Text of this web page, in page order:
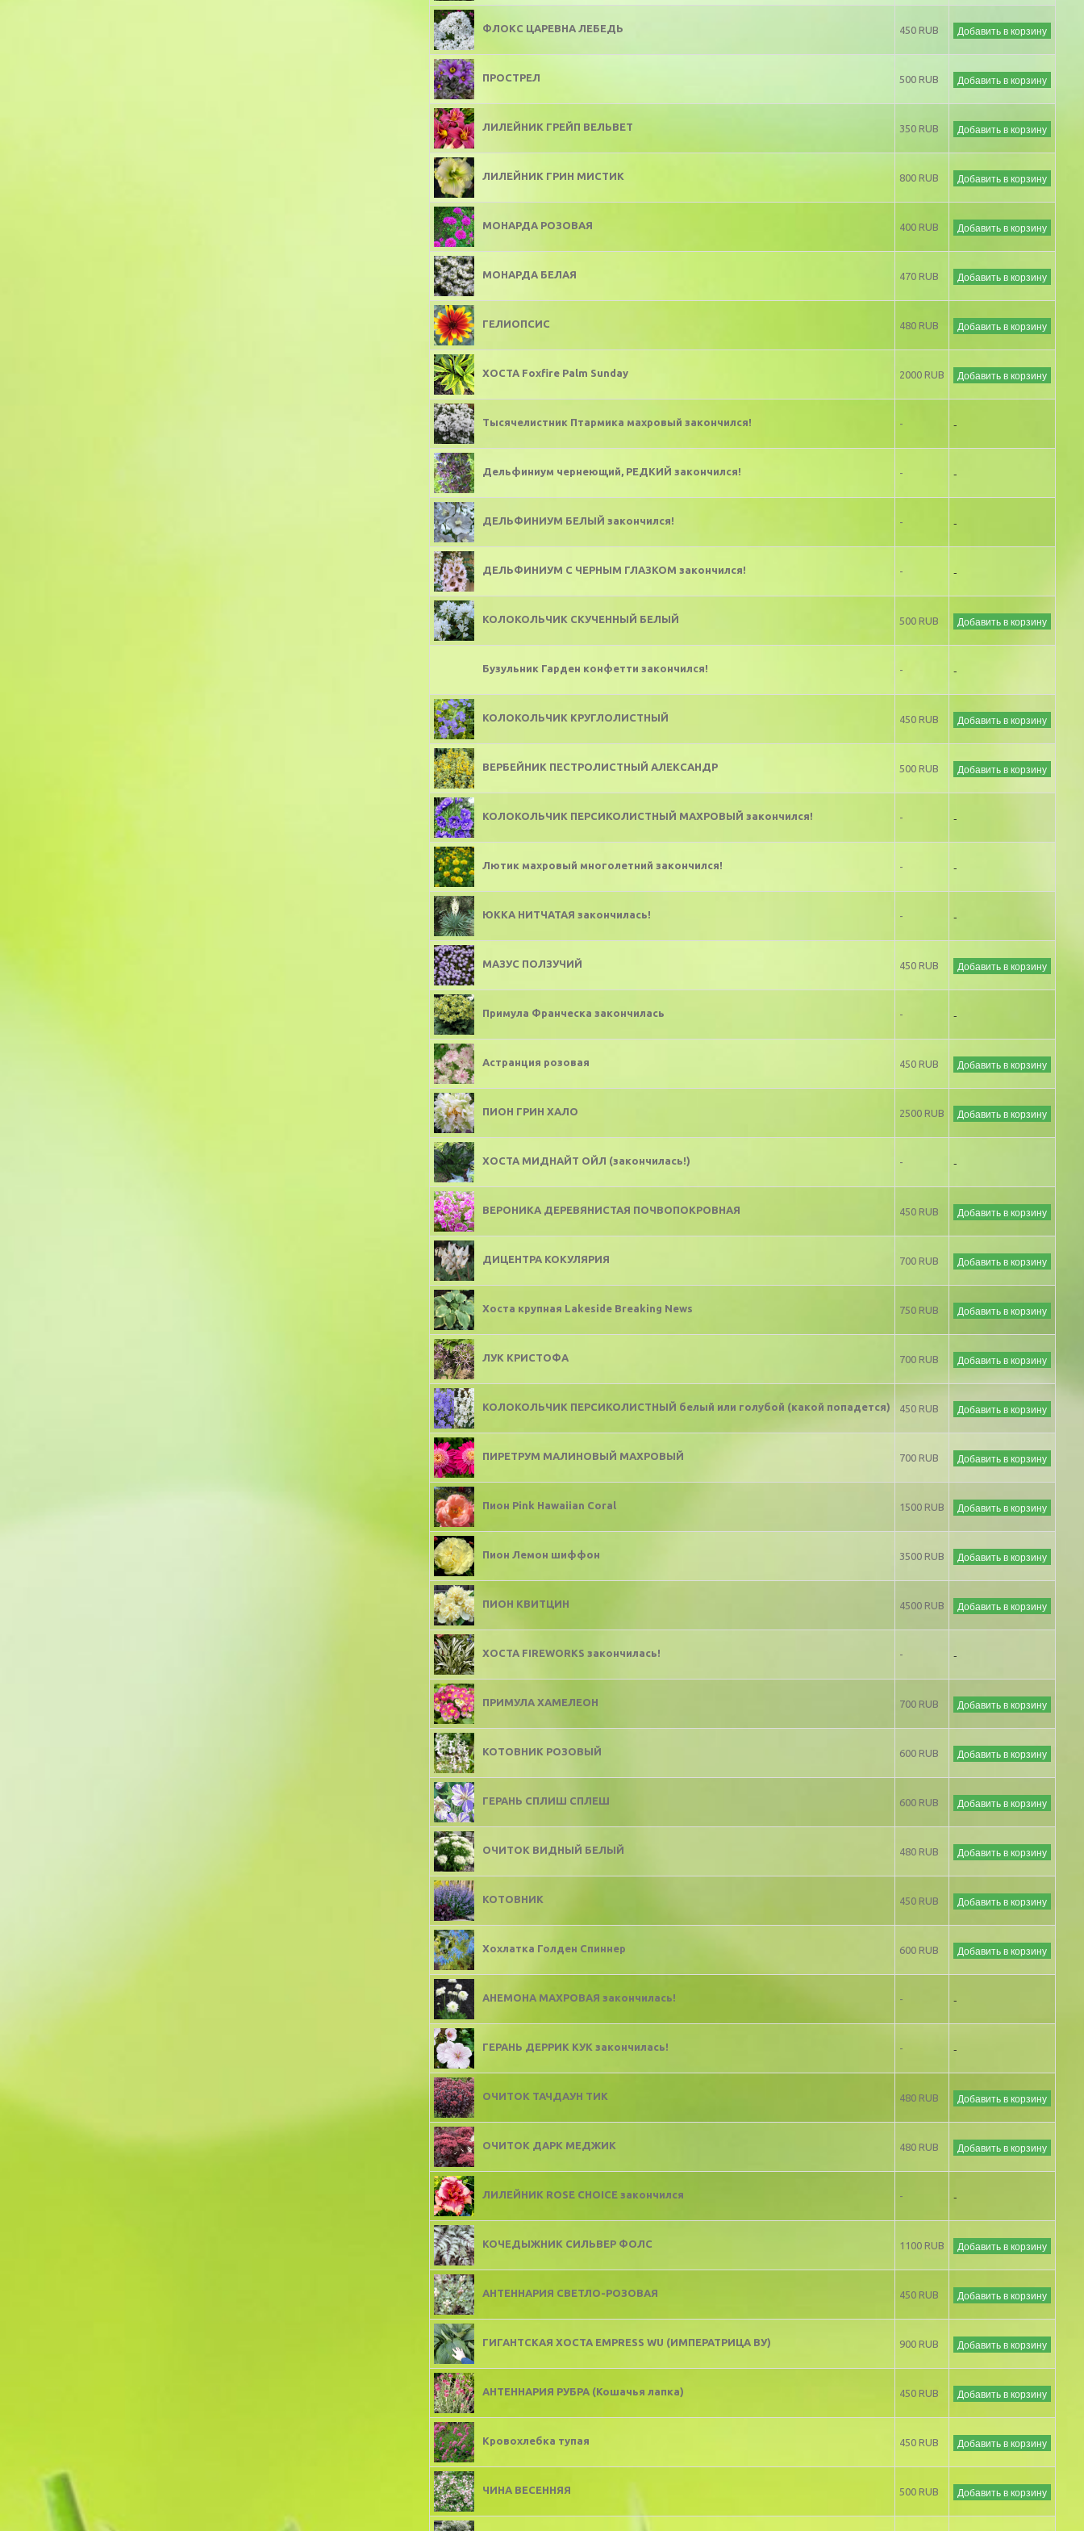
ФЛОКС ЦАРЕВНА ЛЕБЕДЬ 450 RUB Добавить в корзину
ПРОСТРЕЛ 500 RUB Добавить в корзину
ЛИЛЕЙНИК ГРЕЙП ВЕЛЬВЕТ 350 RUB Добавить в корзину
ЛИЛЕЙНИК ГРИН МИСТИК 800 RUB Добавить в корзину
МОНАРДА РОЗОВАЯ 400 RUB Добавить в корзину
МОНАРДА БЕЛАЯ 470 RUB Добавить в корзину
ГЕЛИОПСИС 480 RUB Добавить в корзину
ХОСТА Foxfire Palm Sunday 2000 RUB Добавить в корзину
Тысячелистник Птармика махровый закончился! - -
Дельфиниум чернеющий, РЕДКИЙ закончился! - -
ДЕЛЬФИНИУМ БЕЛЫЙ закончился! - -
ДЕЛЬФИНИУМ С ЧЕРНЫМ ГЛАЗКОМ закончился! - -
КОЛОКОЛЬЧИК СКУЧЕННЫЙ БЕЛЫЙ 500 RUB Добавить в корзину
Бузульник Гарден конфетти закончился! - -
КОЛОКОЛЬЧИК КРУГЛОЛИСТНЫЙ 450 RUB Добавить в корзину
ВЕРБЕЙНИК ПЕСТРОЛИСТНЫЙ АЛЕКСАНДР 500 RUB Добавить в корзину
КОЛОКОЛЬЧИК ПЕРСИКОЛИСТНЫЙ МАХРОВЫЙ закончился! - -
Лютик махровый многолетний закончился! - -
ЮККА НИТЧАТАЯ закончилась! - -
МАЗУС ПОЛЗУЧИЙ 450 RUB Добавить в корзину
Примула Франческа закончилась - -
Астранция розовая 450 RUB Добавить в корзину
ПИОН ГРИН ХАЛО 2500 RUB Добавить в корзину
ХОСТА МИДНАЙТ ОЙЛ (закончилась!) - -
ВЕРОНИКА ДЕРЕВЯНИСТАЯ ПОЧВОПОКРОВНАЯ 450 RUB Добавить в корзину
ДИЦЕНТРА КОКУЛЯРИЯ 700 RUB Добавить в корзину
Хоста крупная Lakeside Breaking News 750 RUB Добавить в корзину
ЛУК КРИСТОФА 700 RUB Добавить в корзину
КОЛОКОЛЬЧИК ПЕРСИКОЛИСТНЫЙ белый или голубой (какой попадется) 450 RUB Добавить в корзину
ПИРЕТРУМ МАЛИНОВЫЙ МАХРОВЫЙ 700 RUB Добавить в корзину
Пион Pink Hawaiian Coral 1500 RUB Добавить в корзину
Пион Лемон шиффон 3500 RUB Добавить в корзину
ПИОН КВИТЦИН 4500 RUB Добавить в корзину
ХОСТА FIREWORKS закончилась! - -
ПРИМУЛА ХАМЕЛЕОН 700 RUB Добавить в корзину
КОТОВНИК РОЗОВЫЙ 600 RUB Добавить в корзину
ГЕРАНЬ СПЛИШ СПЛЕШ 600 RUB Добавить в корзину
ОЧИТОК ВИДНЫЙ БЕЛЫЙ 480 RUB Добавить в корзину
КОТОВНИК 450 RUB Добавить в корзину
Хохлатка Голден Спиннер 600 RUB Добавить в корзину
АНЕМОНА МАХРОВАЯ закончилась! - -
ГЕРАНЬ ДЕРРИК КУК закончилась! - -
ОЧИТОК ТАЧДАУН ТИК 480 RUB Добавить в корзину
ОЧИТОК ДАРК МЕДЖИК 480 RUB Добавить в корзину
ЛИЛЕЙНИК ROSE CHOICE закончился - -
КОЧЕДЫЖНИК СИЛЬВЕР ФОЛС 1100 RUB Добавить в корзину
АНТЕННАРИЯ СВЕТЛО-РОЗОВАЯ 450 RUB Добавить в корзину
ГИГАНТСКАЯ ХОСТА EMPRESS WU (ИМПЕРАТРИЦА ВУ) 900 RUB Добавить в корзину
АНТЕННАРИЯ РУБРА (Кошачья лапка) 450 RUB Добавить в корзину
Кровохлебка тупая 450 RUB Добавить в корзину
ЧИНА ВЕСЕННЯЯ 500 RUB Добавить в корзину